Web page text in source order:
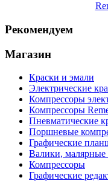
Рекомендуем
Магазин
Краски и эмали
Электрические
Компрессоры
Компрессоры
Пневматические
Поршневые
Графические
Валики, малярные
Компрессоры
Графические